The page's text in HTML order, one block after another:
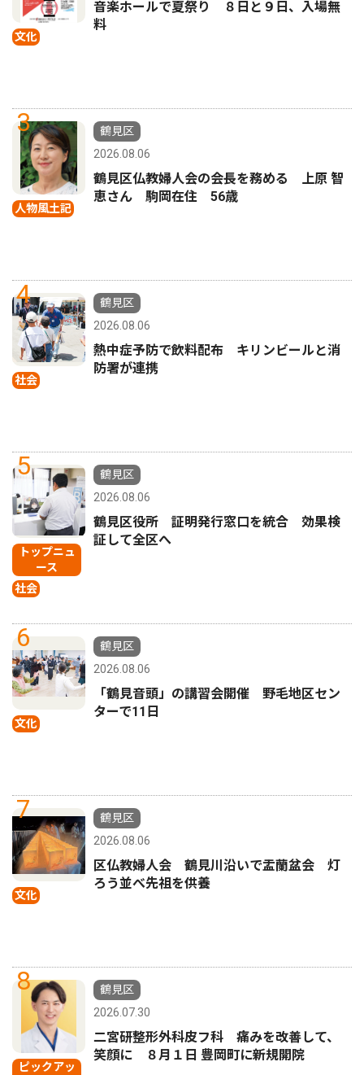
文化
音楽ホールで夏祭り ８日と９日、入場無
料
3
人物風土記
鶴見区
2026.08.06
鶴見区仏教婦人会の会長を務める 上原 智
恵さん 駒岡在住 56歳
4
社会
鶴見区
2026.08.06
熱中症予防で飲料配布 キリンビールと消
防署が連携
5
トップニュ
ース
社会
鶴見区
2026.08.06
鶴見区役所 証明発行窓口を統合 効果検
証して全区へ
6
文化
鶴見区
2026.08.06
「鶴見音頭」の講習会開催 野毛地区セン
ターで11日
7
文化
鶴見区
2026.08.06
区仏教婦人会 鶴見川沿いで盂蘭盆会 灯
ろう並べ先祖を供養
8
ピックアッ
鶴見区
2026.07.30
二宮研整形外科皮フ科 痛みを改善して、
笑顔に ８月１日 豊岡町に新規開院